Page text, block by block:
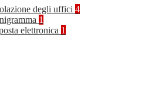
degli uffici 4
1
elettronica 1